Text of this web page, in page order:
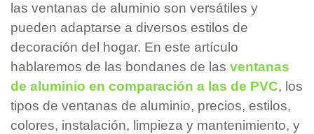
las ventanas de aluminio son versátiles y
pueden adaptarse a diversos estilos de
decoración del hogar. En este artículo
hablaremos de las bondanes de las ventanas
de aluminio en comparación a las de PVC, los
tipos de ventanas de aluminio, precios, estilos,
colores, instalación, limpieza y mantenimiento, y